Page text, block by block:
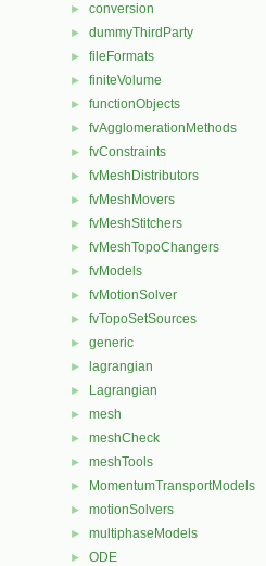
► conversion
► dummyThirdParty
► fileFormats
► finiteVolume
► functionObjects
► fvAgglomerationMethods
► fvConstraints
► fvMeshDistributors
► fvMeshMovers
► fvMeshStitchers
► fvMeshTopoChangers
► fvModels
► fvMotionSolver
► fvTopoSetSources
► generic
► lagrangian
► Lagrangian
► mesh
► meshCheck
► meshTools
► MomentumTransportModels
► motionSolvers
► multiphaseModels
► ODE